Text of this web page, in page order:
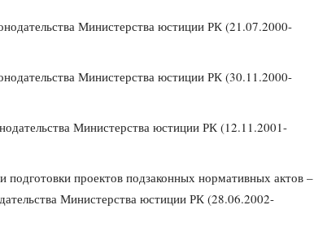
Министерства юстиции РК (21.07.2000-
Министерства юстиции РК (30.11.2000-
Министерства юстиции РК (12.11.2001-
подготовки проектов подзаконных нормативных актов –
Министерства юстиции РК (28.06.2002-